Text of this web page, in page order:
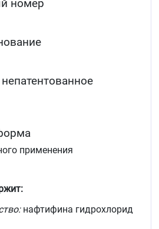
номер
применения
нафтифина гидрохлорид